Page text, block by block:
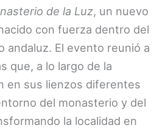
de la Luz, un nuevo
con fuerza dentro del
andaluz. El evento reunió a
que, a lo largo de la
en sus lienzos diferentes
del monasterio y del
la localidad en